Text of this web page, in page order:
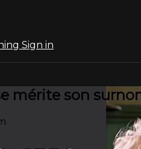
Sign in
mérite son